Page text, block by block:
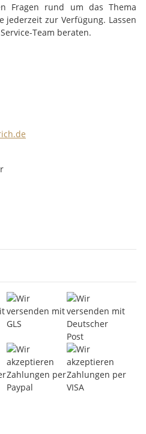
Fragen rund um das Thema
jederzeit zur Verfügung. Lassen
Team beraten.